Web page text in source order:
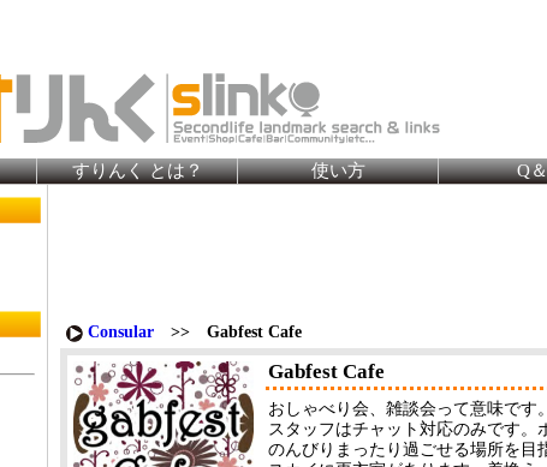
すりんく とは？ 使い方 Q
Consular >> Gabfest Cafe
Gabfest Cafe
おしゃべり会、雑談会って意味で
スタッフはチャット対応のみです。
のんびりまったり過ごせる場所を目